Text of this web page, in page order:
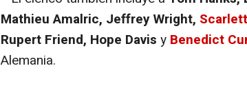
Mathieu Amalric, Jeffrey Wright,
Rupert Friend, Hope Davis y Benedict
Alemania.